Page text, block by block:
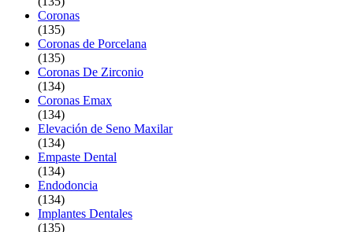
Coronas
(135)
Coronas de Porcelana
(135)
Coronas De Zirconio
(134)
Coronas Emax
(134)
Elevación de Seno Maxilar
(134)
Empaste Dental
(134)
Endodoncia
(134)
Implantes Dentales
(135)